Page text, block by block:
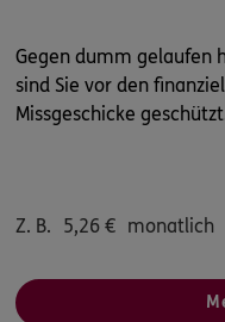
Gegen dumm gelaufen
sind Sie vor den
Missgeschicke
Z. B. 5,26 € monatlich